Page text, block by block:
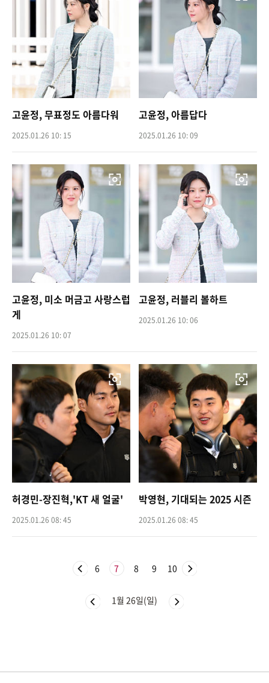
고윤정, 무표정도 아름다워
2025.01.26 10: 15
고윤정, 아름답다
2025.01.26 10: 09
고윤정, 미소 머금고 사랑스럽
게
2025.01.26 10: 07
고윤정, 러블리 볼하트
2025.01.26 10: 06
허경민-장진혁,'KT 새 얼굴'
2025.01.26 08: 45
박영현, 기대되는 2025 시즌
2025.01.26 08: 45
6 7 8 9 10
1월 26일(일)